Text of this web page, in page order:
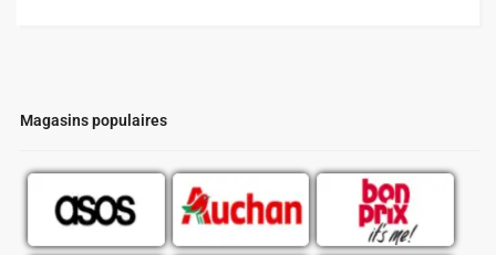
Magasins populaires